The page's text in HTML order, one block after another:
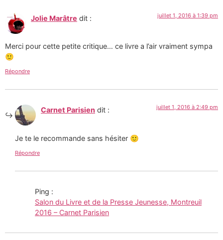
Jolie Marâtre dit : juillet 1, 2016 à 1:39 pm
Merci pour cette petite critique… ce livre a l’air vraiment sympa
🙂
Répondre
Carnet Parisien dit : juillet 1, 2016 à 2:49 pm
Je te le recommande sans hésiter 🙂
Répondre
Ping :
Salon du Livre et de la Presse Jeunesse, Montreuil
2016 – Carnet Parisien